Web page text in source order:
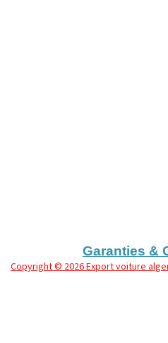
Garanties &
Copyright© 2026 Export voiture